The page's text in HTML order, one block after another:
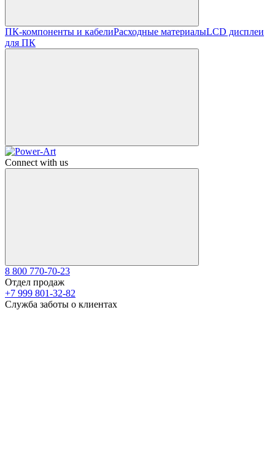
ПК-компоненты и кабелиРасходные материалыLCD дисплеи
для ПК
Connect with us
8 800 770-70-23
Отдел продаж
+7 999 801-32-82
Служба заботы о клиентах